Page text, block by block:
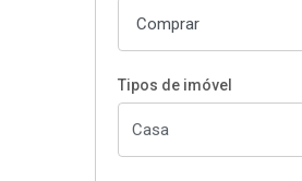
Tipos de imóvel